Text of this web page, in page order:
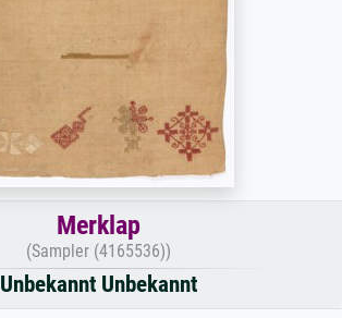
Merklap
(Sampler (4165536))
Unbekannt Unbekannt